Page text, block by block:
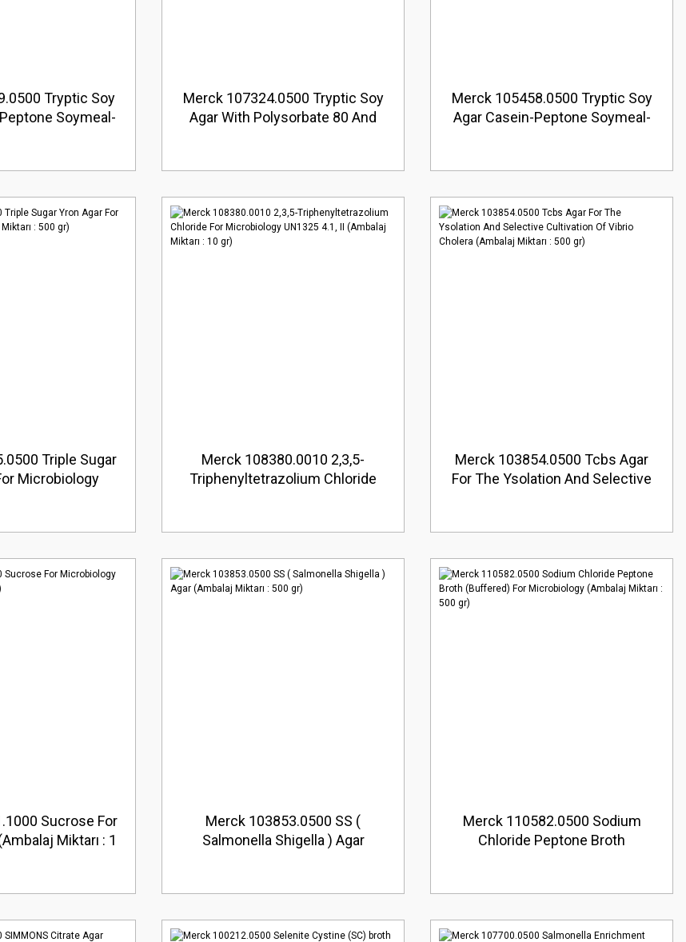
Tryptic Soy
Soymeal-
Merck 107324.0500 Tryptic Soy
Agar With Polysorbate 80 And
Merck 105458.0500 Tryptic Soy
Agar Casein-Peptone Soymeal-
Triple Sugar
Microbiology
Merck 108380.0010 2,3,5-
Triphenyltetrazolium Chloride
Merck 103854.0500 Tcbs Agar
For The Ysolation And Selective
Sucrose For
Miktarı : 1
Merck 103853.0500 SS (
Salmonella Shigella ) Agar
Merck 110582.0500 Sodium
Chloride Peptone Broth